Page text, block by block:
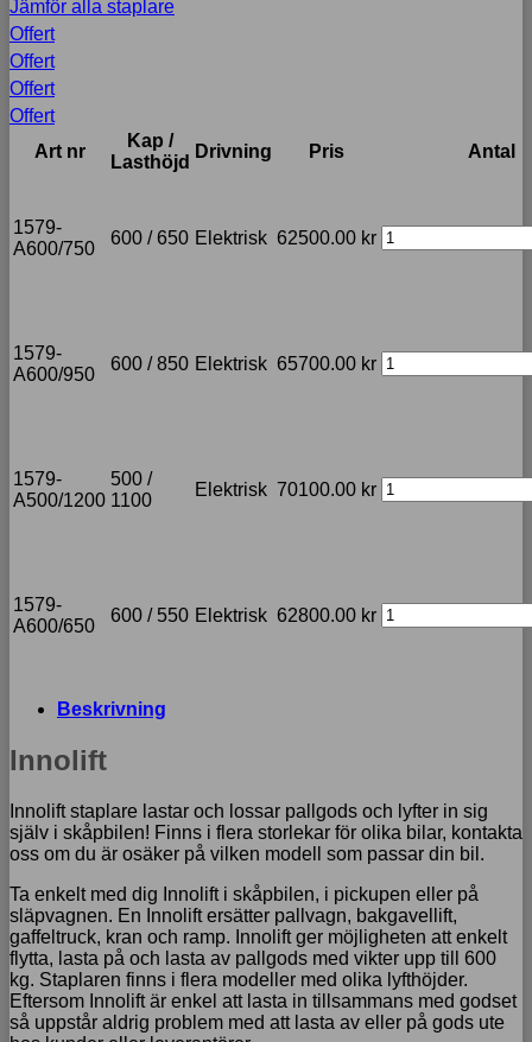
Jämför alla staplare
Offert
Offert
Offert
Offert
Art nr
Kap /
Lasthöjd
Drivning Pris Antal
1579-
A600/750
600 / 650 Elektrisk 62500.00 kr
1579-
A600/950
600 / 850 Elektrisk 65700.00 kr
1579-
A500/1200
500 /
1100
Elektrisk 70100.00 kr
1579-
A600/650
600 / 550 Elektrisk 62800.00 kr
Beskrivning
Innolift
Innolift staplare lastar och lossar pallgods och lyfter in sig
själv i skåpbilen! Finns i flera storlekar för olika bilar, kontakta
oss om du är osäker på vilken modell som passar din bil.
Ta enkelt med dig Innolift i skåpbilen, i pickupen eller på
släpvagnen. En Innolift ersätter pallvagn, bakgavellift,
gaffeltruck, kran och ramp. Innolift ger möjligheten att enkelt
flytta, lasta på och lasta av pallgods med vikter upp till 600
kg. Staplaren finns i flera modeller med olika lyfthöjder.
Eftersom Innolift är enkel att lasta in tillsammans med godset
så uppstår aldrig problem med att lasta av eller på gods ute